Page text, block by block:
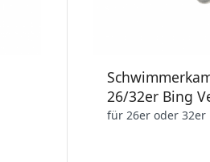
26/32er Bing
für 26er oder 32er